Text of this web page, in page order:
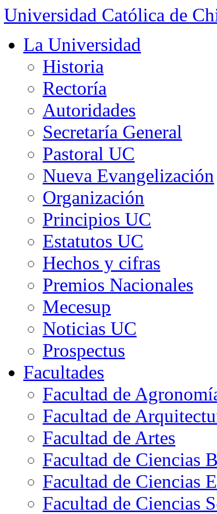
Universidad Católica de
La Universidad
Historia
Rectoría
Autoridades
Secretaría General
Pastoral UC
Nueva Evangelización
Organización
Principios UC
Estatutos UC
Hechos y cifras
Premios Nacionales
Mecesup
Noticias UC
Prospectus
Facultades
Facultad de
Facultad de
Facultad de Artes
Facultad de Ciencias
Facultad de Ciencias
Facultad de Ciencias